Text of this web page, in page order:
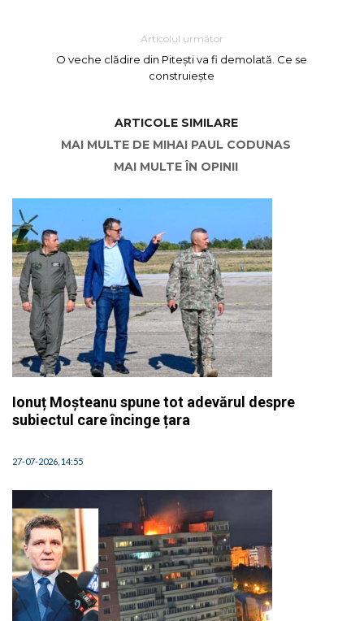
Articolul următor
O veche clădire din Pitești va fi demolată. Ce se
construiește
ARTICOLE SIMILARE
MAI MULTE DE MIHAI PAUL CODUNAS
MAI MULTE ÎN OPINII
Ionuț Moșteanu spune tot adevărul despre
subiectul care încinge țara
27-07-2026, 14:55